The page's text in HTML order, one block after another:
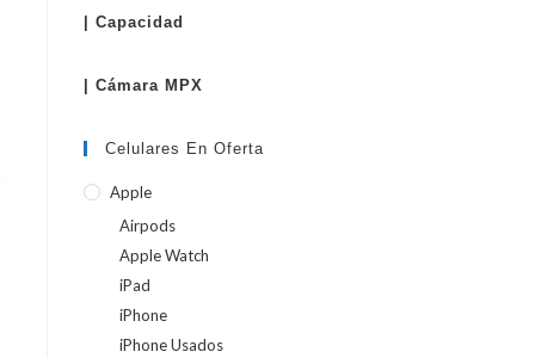
| Capacidad
| Cámara MPX
Celulares En Oferta
Apple
Airpods
Apple Watch
iPad
iPhone
iPhone Usados